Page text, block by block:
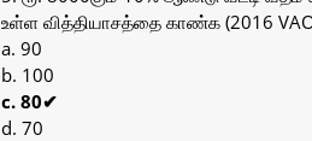
உள்ள வித்தியாசத்தை காண்க (2016
a. 90
b. 100
c. 80✔
d. 70